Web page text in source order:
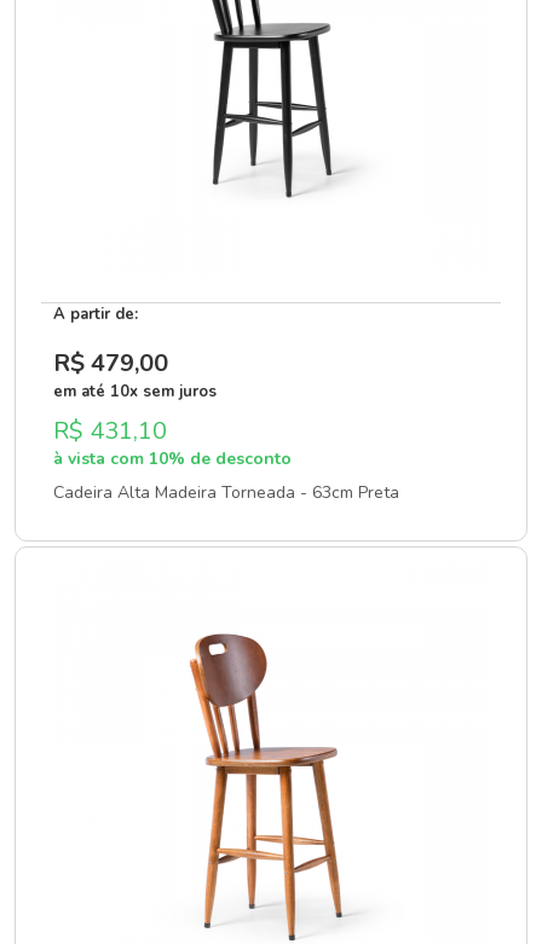
A partir de:
R$ 479,00
em até 10x sem juros
R$ 431,10
à vista com 10% de desconto
Cadeira Alta Madeira Torneada - 63cm Preta